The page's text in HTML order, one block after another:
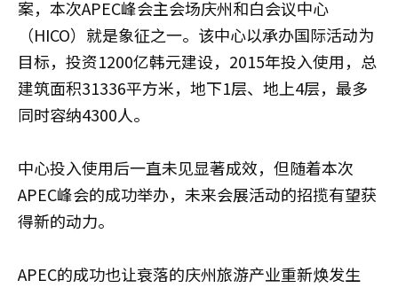
案，本次APEC峰会主会场庆州和白会议中心
（HICO）就是象征之一。该中心以承办国际活动为
目标，投资1200亿韩元建设，2015年投入使用，总
建筑面积31336平方米，地下1层、地上4层，最多
同时容纳4300人。
中心投入使用后一直未见显著成效，但随着本次
APEC峰会的成功举办，未来会展活动的招揽有望获
得新的动力。
APEC的成功也让衰落的庆州旅游产业重新焕发生